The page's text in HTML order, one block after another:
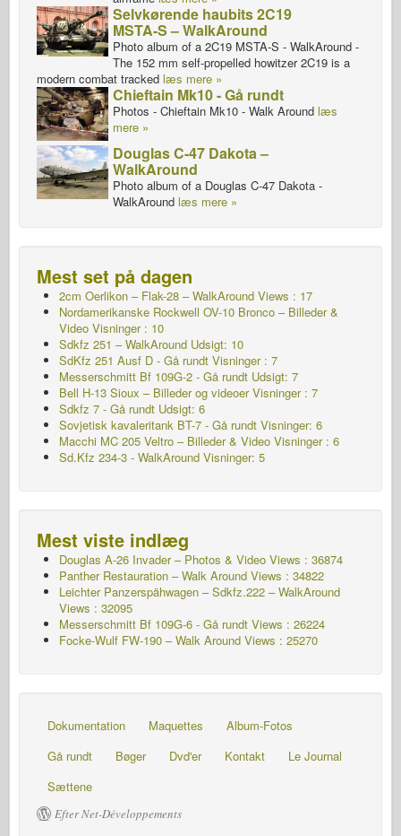
Selvkørende haubits 2C19
MSTA-S – WalkAround
Photo album of a 2C19 MSTA-S - WalkAround -
The 152 mm self-propelled howitzer 2C19 is a
modern combat tracked læs mere »
Chieftain Mk10 - Gå rundt
Photos - Chieftain Mk10 - Walk Around læs
mere »
Douglas C-47 Dakota –
WalkAround
Photo album of a Douglas C-47 Dakota -
WalkAround læs mere »
Mest set på dagen
2cm Oerlikon – Flak-28 – WalkAround Views : 17
Nordamerikanske Rockwell OV-10 Bronco – Billeder &
Video Visninger : 10
Sdkfz 251 – WalkAround Udsigt: 10
SdKfz 251 Ausf D - Gå rundt Visninger : 7
Messerschmitt Bf 109G-2 - Gå rundt Udsigt: 7
Bell H-13 Sioux – Billeder og videoer Visninger : 7
Sdkfz 7 - Gå rundt Udsigt: 6
Sovjetisk kavaleritank BT-7 - Gå rundt Visninger: 6
Macchi MC 205 Veltro – Billeder & Video Visninger : 6
Sd.Kfz 234-3 - WalkAround Visninger: 5
Mest viste indlæg
Douglas A-26 Invader – Photos & Video Views : 36874
Panther Restauration – Walk Around Views : 34822
Leichter Panzerspähwagen – Sdkfz.222 – WalkAround
Views : 32095
Messerschmitt Bf 109G-6 - Gå rundt Views : 26224
Focke-Wulf FW-190 – Walk Around Views : 25270
Dokumentation Maquettes
Album-Fotos
Gå rundt
Bøger Dvd'er Kontakt
Le Journal
Sættene
Efter Net-Développements